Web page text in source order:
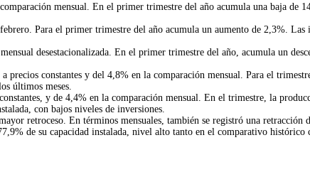
mensual. En el primer trimestre del año acumula una baja de
Para el primer trimestre del año acumula un aumento de 2,3%. Las
desestacionalizada. En el primer trimestre del año, acumula un
precios constantes y del 4,8% en la comparación mensual. Para el
últimos meses.
y de 4,4% en la comparación mensual. En el trimestre, la
con bajos niveles de inversiones.
retroceso. En términos mensuales, también se registró una
de su capacidad instalada, nivel alto tanto en el comparativo histórico